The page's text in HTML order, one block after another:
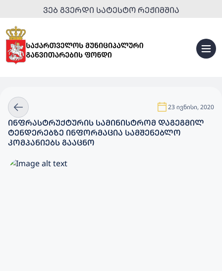
ᲕᲔᲑ ᲒᲕᲔᲠᲓᲘ ᲡᲐᲢᲔᲡᲢᲝ ᲠᲔᲟᲘᲛᲨᲘᲐ
23 ივნისი, 2020
ᲘᲜᲤᲠᲐᲡᲢᲠᲣᲥᲢᲣᲠᲘᲡ ᲡᲐᲛᲘᲜᲘᲡᲢᲠᲝᲛ ᲓᲐᲒᲔᲒᲛᲘᲚ
ᲢᲔᲜᲓᲔᲠᲔᲑᲖᲔ ᲘᲜᲤᲝᲠᲛᲐᲪᲘᲐ ᲡᲐᲛᲨᲔᲜᲔᲑᲚᲝ
ᲙᲝᲛᲞᲐᲜᲘᲔᲑᲡ ᲒᲐᲐᲪᲜᲝ